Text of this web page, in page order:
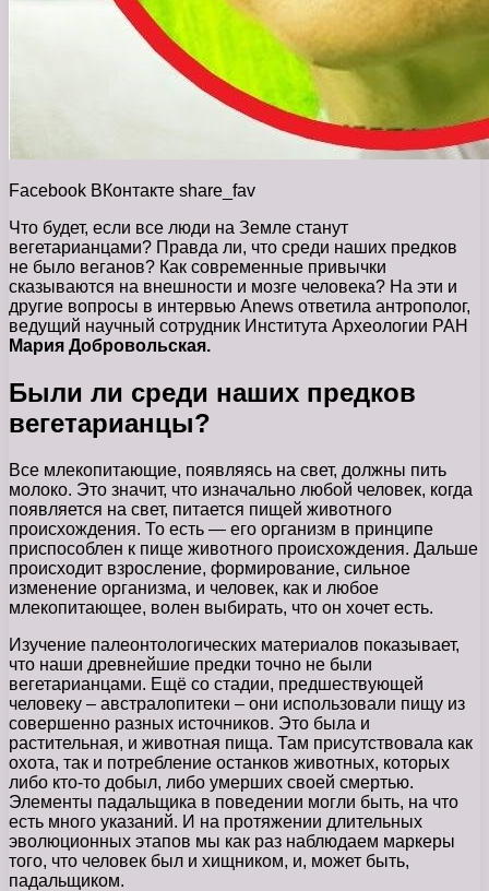
Facebook ВКонтакте share_fav
Что будет, если все люди на Земле станут
вегетарианцами? Правда ли, что среди наших предков
не было веганов? Как современные привычки
сказываются на внешности и мозге человека? На эти и
другие вопросы в интервью Anews ответила антрополог,
ведущий научный сотрудник Института Археологии РАН
Мария Добровольская.
Были ли среди наших предков
вегетарианцы?
Все млекопитающие, появляясь на свет, должны пить
молоко. Это значит, что изначально любой человек, когда
появляется на свет, питается пищей животного
происхождения. То есть — его организм в принципе
приспособлен к пище животного происхождения. Дальше
происходит взросление, формирование, сильное
изменение организма, и человек, как и любое
млекопитающее, волен выбирать, что он хочет есть.
Изучение палеонтологических материалов показывает,
что наши древнейшие предки точно не были
вегетарианцами. Ещё со стадии, предшествующей
человеку – австралопитеки – они использовали пищу из
совершенно разных источников. Это была и
растительная, и животная пища. Там присутствовала как
охота, так и потребление останков животных, которых
либо кто-то добыл, либо умерших своей смертью.
Элементы падальщика в поведении могли быть, на что
есть много указаний. И на протяжении длительных
эволюционных этапов мы как раз наблюдаем маркеры
того, что человек был и хищником, и, может быть,
падальщиком.